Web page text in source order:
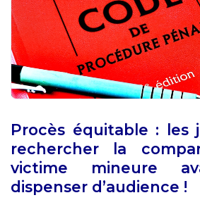
Procès équitable : les
rechercher la
victime mineure
dispenser d’audience !